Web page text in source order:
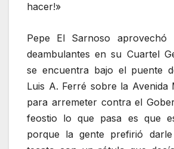
hacer!»
Pepe El Sarnoso aprovechó
deambulantes en su Cuartel
se encuentra bajo el puente
Luis A. Ferré sobre la Avenida
para arremeter contra el
feostio lo que pasa es que
porque la gente prefirió